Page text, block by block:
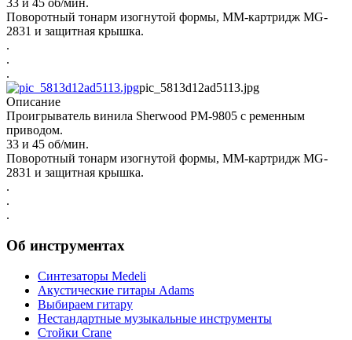
33 и 45 об/мин.
Поворотный тонарм изогнутой формы, MМ-картридж MG-
2831 и защитная крышка.
.
.
.
pic_5813d12ad5113.jpg
Описание
Проигрыватель винила Sherwood PM-9805 с ременным
приводом.
33 и 45 об/мин.
Поворотный тонарм изогнутой формы, MМ-картридж MG-
2831 и защитная крышка.
.
.
.
Об инструментах
Синтезаторы Мedeli
Акустические гитары Adams
Выбираем гитару
Нестандартные музыкальные инструменты
Стойки Crane